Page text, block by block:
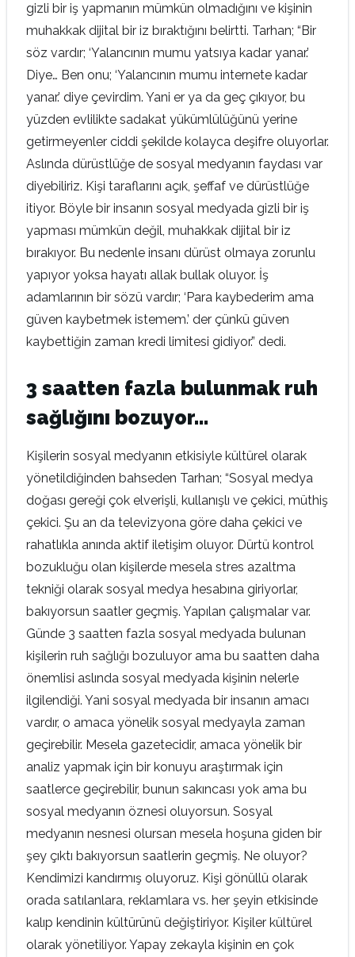
gizli bir iş yapmanın mümkün olmadığını ve kişinin
muhakkak dijital bir iz bıraktığını belirtti. Tarhan; “Bir
söz vardır; ‘Yalancının mumu yatsıya kadar yanar.’
Diye… Ben onu; ‘Yalancının mumu internete kadar
yanar.’ diye çevirdim. Yani er ya da geç çıkıyor, bu
yüzden evlilikte sadakat yükümlülüğünü yerine
getirmeyenler ciddi şekilde kolayca deşifre oluyorlar.
Aslında dürüstlüğe de sosyal medyanın faydası var
diyebiliriz. Kişi taraflarını açık, şeffaf ve dürüstlüğe
itiyor. Böyle bir insanın sosyal medyada gizli bir iş
yapması mümkün değil, muhakkak dijital bir iz
bırakıyor. Bu nedenle insanı dürüst olmaya zorunlu
yapıyor yoksa hayatı allak bullak oluyor. İş
adamlarının bir sözü vardır; ‘Para kaybederim ama
güven kaybetmek istemem.’ der çünkü güven
kaybettiğin zaman kredi limitesi gidiyor.” dedi.
3 saatten fazla bulunmak ruh
sağlığını bozuyor…
Kişilerin sosyal medyanın etkisiyle kültürel olarak
yönetildiğinden bahseden Tarhan; “Sosyal medya
doğası gereği çok elverişli, kullanışlı ve çekici, müthiş
çekici. Şu an da televizyona göre daha çekici ve
rahatlıkla anında aktif iletişim oluyor. Dürtü kontrol
bozukluğu olan kişilerde mesela stres azaltma
tekniği olarak sosyal medya hesabına giriyorlar,
bakıyorsun saatler geçmiş. Yapılan çalışmalar var.
Günde 3 saatten fazla sosyal medyada bulunan
kişilerin ruh sağlığı bozuluyor ama bu saatten daha
önemlisi aslında sosyal medyada kişinin nelerle
ilgilendiği. Yani sosyal medyada bir insanın amacı
vardır, o amaca yönelik sosyal medyayla zaman
geçirebilir. Mesela gazetecidir, amaca yönelik bir
analiz yapmak için bir konuyu araştırmak için
saatlerce geçirebilir, bunun sakıncası yok ama bu
sosyal medyanın öznesi oluyorsun. Sosyal
medyanın nesnesi olursan mesela hoşuna giden bir
şey çıktı bakıyorsun saatlerin geçmiş. Ne oluyor?
Kendimizi kandırmış oluyoruz. Kişi gönüllü olarak
orada satılanlara, reklamlara vs. her şeyin etkisinde
kalıp kendinin kültürünü değiştiriyor. Kişiler kültürel
olarak yönetiliyor. Yapay zekayla kişinin en çok